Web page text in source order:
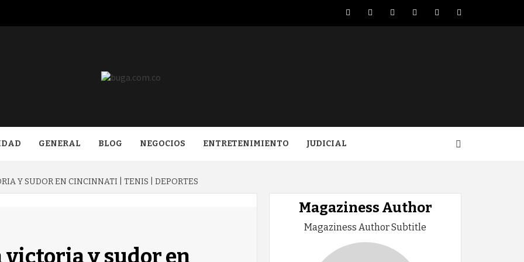
FacebookTwitterLinkedIn
VK YouTubeInstagram
GENERAL BLOG NEGOCIOS ENTRETENIMIENTO JUDICIAL
Y SUDOR EN CINCINNATI | TENIS | DEPORTES
victoria y sudor en
Magaziness Author
Magaziness Author Subtitle